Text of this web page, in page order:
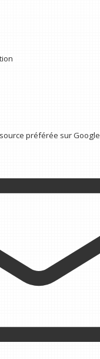
préférée sur Google